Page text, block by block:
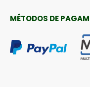
MÉTODOS DE